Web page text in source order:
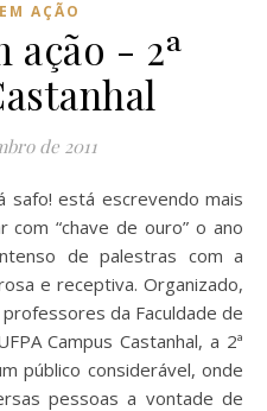
AÇÃO
ação - 2ª
de 2011
“chave de ouro” o ano
de palestras com a
e receptiva. Organizado,
da Faculdade de
Campus Castanhal, a 2ª
público considerável, onde
pessoas a vontade de